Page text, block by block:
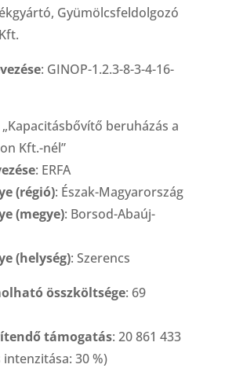
Gyümölcsfeldolgozó
: GINOP-1.2.3-8-3-4-16-
„Kapacitásbővítő beruházás a
Kft.-nél”
: ERFA
(régió): Észak-Magyarország
(megye): Borsod-Abaúj-
(helység): Szerencs
összköltsége: 69
támogatás: 20 861 433
30 %)